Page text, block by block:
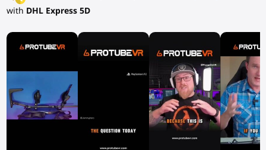
with DHL Express 5D